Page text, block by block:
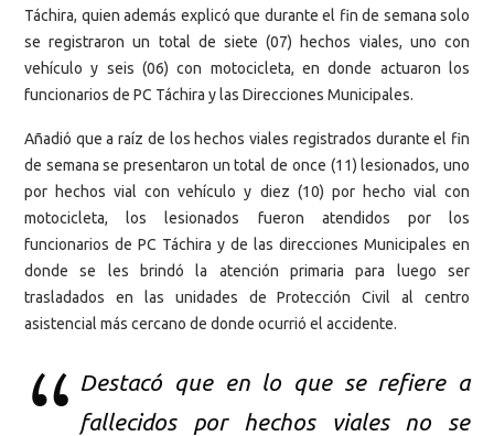
Táchira, quien además explicó que durante el fin de semana solo
se registraron un total de siete (07) hechos viales, uno con
vehículo y seis (06) con motocicleta, en donde actuaron los
funcionarios de PC Táchira y las Direcciones Municipales.
Añadió que a raíz de los hechos viales registrados durante el fin
de semana se presentaron un total de once (11) lesionados, uno
por hechos vial con vehículo y diez (10) por hecho vial con
motocicleta, los lesionados fueron atendidos por los
funcionarios de PC Táchira y de las direcciones Municipales en
donde se les brindó la atención primaria para luego ser
trasladados en las unidades de Protección Civil al centro
asistencial más cercano de donde ocurrió el accidente.
Destacó que en lo que se refiere a
fallecidos por hechos viales no se